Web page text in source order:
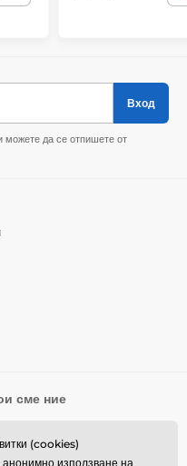
Вход
можете да се отпишете от
сме ние
данни
(cookies)
използване на